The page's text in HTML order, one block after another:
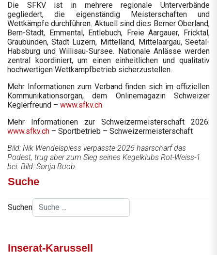
Die SFKV ist in mehrere regionale Unterverbände
gegliedert, die eigenständig Meisterschaften und
Wettkämpfe durchführen. Aktuell sind dies Berner Oberland,
Bern-Stadt, Emmental, Entlebuch, Freie Aargauer, Fricktal,
Graubünden, Stadt Luzern, Mittelland, Mittelaargau, Seetal-
Habsburg und Willisau-Sursee. Nationale Anlässe werden
zentral koordiniert, um einen einheitlichen und qualitativ
hochwertigen Wettkampfbetrieb sicherzustellen.
Mehr Informationen zum Verband finden sich im offiziellen
Kommunikationsorgan, dem Onlinemagazin Schweizer
Keglerfreund – www.sfkv.ch
Mehr Informationen zur Schweizermeisterschaft 2026:
www.sfkv.ch – Sportbetrieb – Schweizermeisterschaft
Bild: Nik Wendelspiess verpasste 2025 haarscharf das
Podest, trug aber zum Sieg seines Kegelklubs Rot-Weiss-1
bei. Bild: Sonja Buob.
Suche
Suchen
Inserat-Karussell